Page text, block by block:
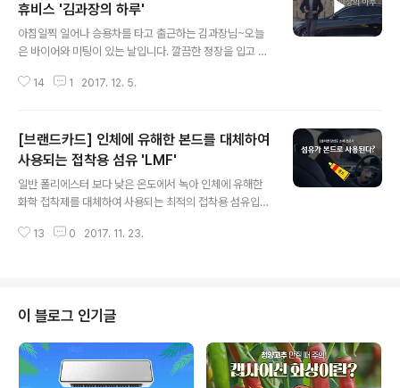
1936년 에디 바우어(Eddie Bauer)라는 사람은 면 셔츠
와 자켓을 입고 겨울 낚시를 하러 나갑니다. 면 옷들이 물과
땀에 젖어 얼면서 저체온증으로 죽을 고생을 하게 되죠. 그
거위 털을 넣은 외투를 만들게 됩니다. 러시아 군인들이 러
휴비스 '김과장의 하루'
아침일찍 일어나 승용차를 타고 출근하는 김과장님~오늘
은 바이어와 미팅이 있는 날입니다. 깔끔한 정장을 입고 출
스 환경 속에서 만날 수 있는 다양한 휴비스 제품들~ 지금
휴비스 제품들 좀 더 자세히 알아볼까요? 그린노바(Gree
n Nova) 친환경 흡차음재 폴리에스터로 만든 자동차용 흡
차음재입니다. 차량 외부의 소음을 차단하는 효과가 우수
합니다. ▶ 그린노바 자세히 보러 홈페이지 가기 알엠(RM)
헤드라이너 최적의 소재 직사광선과 같은 고온에서도 형태
가 유지되는 소재로 자동차 헤드라이너의 최적의 소재입니
14 1 2017. 12. 5.
[브랜드카드] 인체에 유해한 본드를 대체하여
사용되는 접착용 섬유 'LMF'
일반 폴리에스터 보다 낮은 온도에서 녹아 인체에 유해한
화학 접착제를 대체하여 사용되는 최적의 접착용 섬유입니
은 온도에서 녹아 열과 이산화탄소 발생량이 적습니다. 자
13 0 2017. 11. 23.
이 블로그 인기글